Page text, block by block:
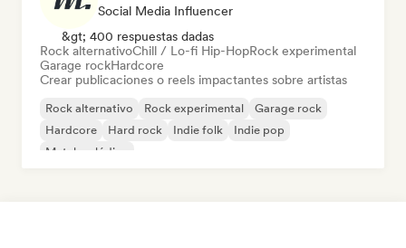
Social Media Influencer
&gt; 400 respuestas dadas
Rock alternativoChill / Lo-fi Hip-HopRock experimental
Garage rockHardcore
Crear publicaciones o reels impactantes sobre artistas
Rock alternativo Rock experimental
Garage rock
Hardcore
Hard rock Indie folk
Indie pop
Metal melódico